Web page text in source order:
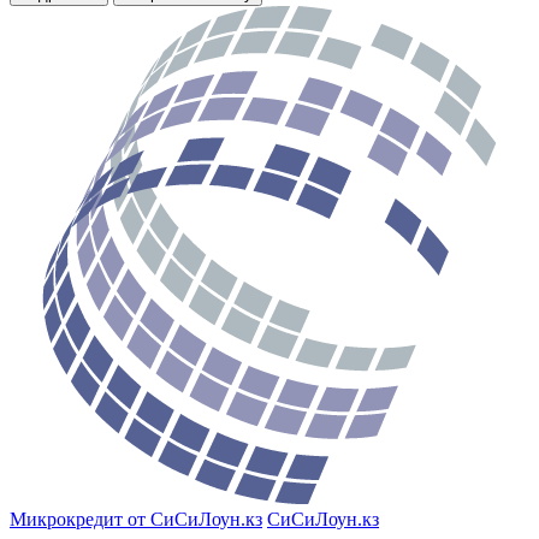
Микрокредит от СиСиЛоун.кз СиСиЛоун.кз